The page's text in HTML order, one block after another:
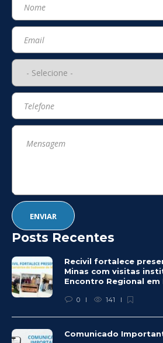
Posts Recentes
Recivil fortalece
Minas com visitas
Encontro Regional em
0 141
Comunicado